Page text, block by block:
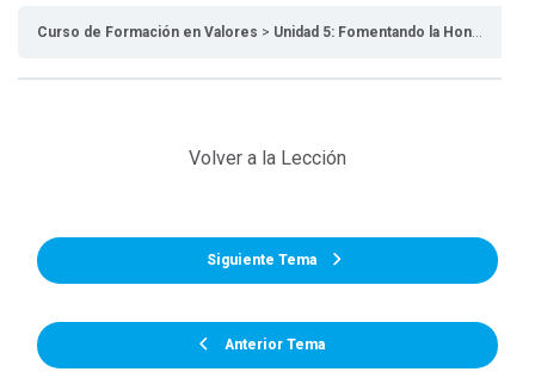
Curso de Formación en Valores Unidad 5: Fomentando la Honradez: Ética y Transparencia en la vida diaria
Anterior Tema
Volver a la Lección
Siguiente Tema